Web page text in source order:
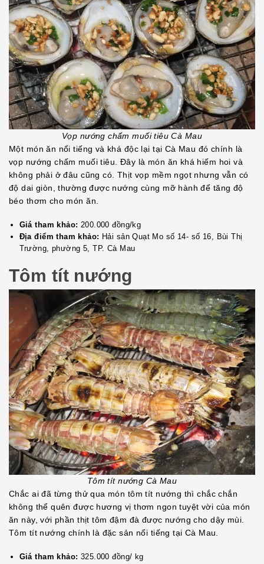
Vọp nướng chấm muối tiêu Cà Mau
Một món ăn nổi tiếng và khá độc lại tại Cà Mau đó chính là
vọp nướng chấm muối tiêu. Đây là món ăn khá hiếm hoi và
không phải ở đâu cũng có. Thịt vọp mềm ngọt nhưng vẫn có
độ dai giòn, thường được nướng cùng mỡ hành để tăng độ
béo thơm cho món ăn.
Giá tham khảo: 200.000 đồng/kg
Địa điểm tham khảo: Hải sản Quạt Mo số 14- số 16, Bùi Thị
Trường, phường 5, TP. Cà Mau
Tôm tít nướng
Tôm tít nướng Cà Mau
Chắc ai đã từng thử qua món tôm tít nướng thì chắc chắn
không thể quên được hương vị thơm ngon tuyệt vời của món
ăn này, với phần thịt tôm đậm đà được nướng cho dậy mùi.
Tôm tít nướng chính là đặc sản nổi tiếng tại Cà Mau.
Giá tham khảo: 325.000 đồng/ kg